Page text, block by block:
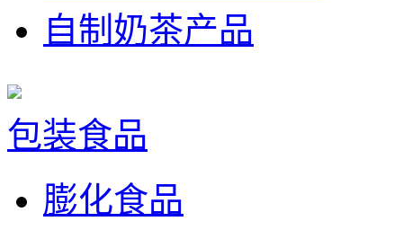
自制奶茶产品
包装食品
膨化食品